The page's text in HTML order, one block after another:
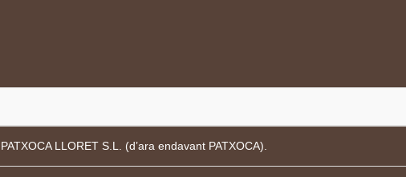
PATXOCA LLORET S.L. (d’ara endavant PATXOCA).